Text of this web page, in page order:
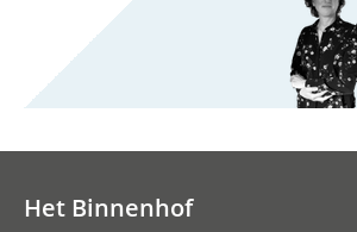
Het Binnenhof